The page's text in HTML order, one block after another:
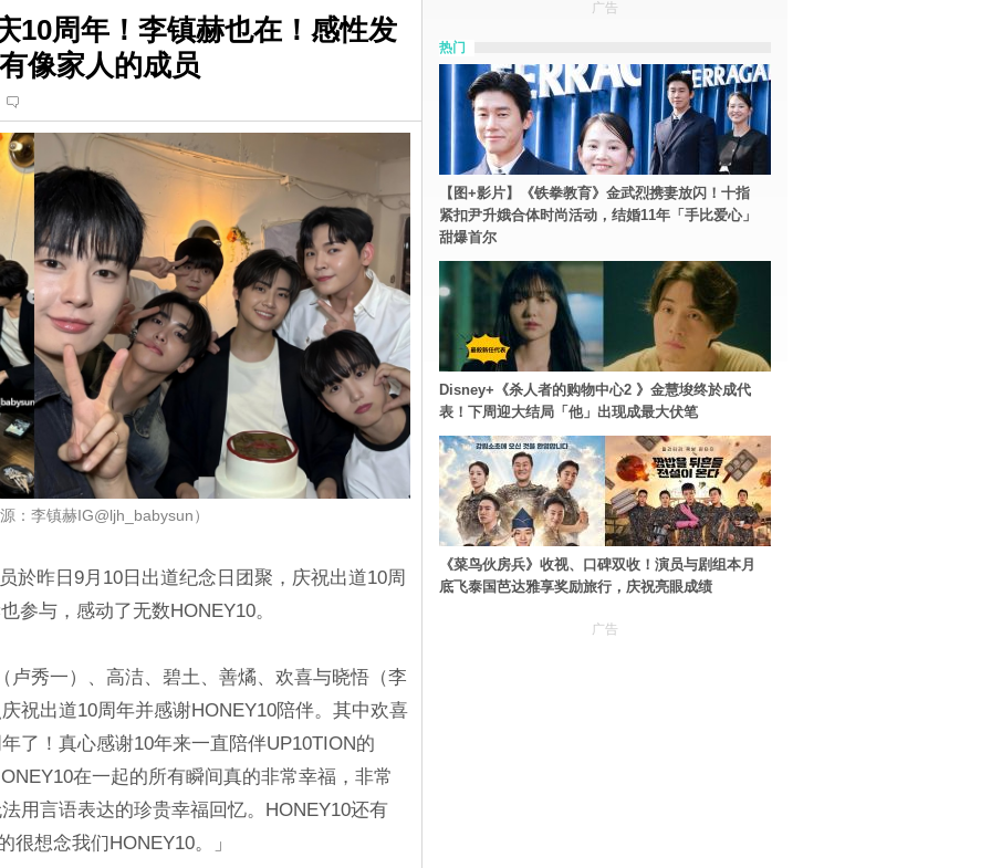
10周年！李镇赫也在！感性发
像家人的成员
：李镇赫IG@ljh_babysun）
於昨日9月10日出道纪念日团聚，庆祝出道10周
参与，感动了无数HONEY10。
卢秀一）、高洁、碧土、善燏、欢喜与晓悟（李
祝出道10周年并感谢HONEY10陪伴。其中欢喜
了！真心感谢10年来一直陪伴UP10TION的
在一起的所有瞬间真的非常幸福，非常
用言语表达的珍贵幸福回忆。HONEY10还有
很想念我们HONEY10。」
广告
热门
【图+影片】《铁拳教育》金武烈携妻放闪！十指
紧扣尹升娥合体时尚活动，结婚11年「手比爱心」
甜爆首尔
Disney+《杀人者的购物中心2 》金慧埈终於成代
表！下周迎大结局「他」出现成最大伏笔
《菜鸟伙房兵》收视、口碑双收！演员与剧组本月
底飞泰国芭达雅享奖励旅行，庆祝亮眼成绩
广告